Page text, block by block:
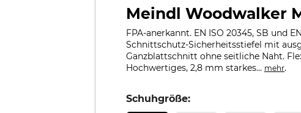
Meindl Woodwalker
FPA-anerkannt. EN ISO 20345, SB und
Schnittschutz-Sicherheitsstiefel mit
Ganzblattschnitt ohne seitliche Naht.
Hochwertiges, 2,8 mm starkes... mehr.
Schuhgröße: